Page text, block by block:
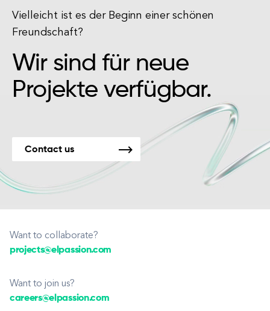
Vielleicht ist es der Beginn einer schönen
Freundschaft?
Wir sind für neue
Projekte verfügbar.
Contact us
Want to collaborate?
projects@elpassion.com
Want to join us?
careers@elpassion.com